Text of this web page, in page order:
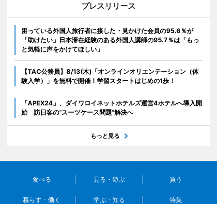
プレスリリース
困っている外国人旅行者に接した・見かけた会員の95.6％が
「助けたい」日本滞在経験のある外国人講師の95.7％は「もっ
と気軽に声をかけてほしい」
【TAC公務員】8/13(木)「オンラインオリエンテーション（体
験入学）」を無料で開催！学習スタートはじめの1歩！
「APEX24」、ダイワロイネットホテルズ運営4ホテルへ導入開
始 訪日客の“スーツケース問題”解決へ
もっと見る
食べる 見る・遊ぶ 買う
暮らす・働く 学ぶ・知る 特集